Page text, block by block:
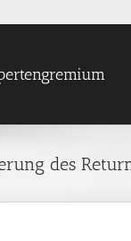
des